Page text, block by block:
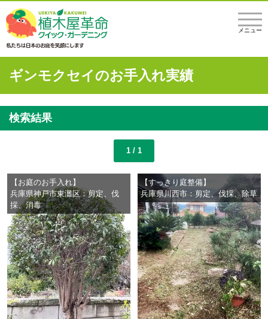
メニュー
ギンモクセイのお手入れ実績
検索結果
1 / 1
【お庭のお手入れ】
兵庫県神戸市東灘区：剪定、伐
採、消毒
【すっきり庭整備】
兵庫県川西市：剪定、伐採、除草